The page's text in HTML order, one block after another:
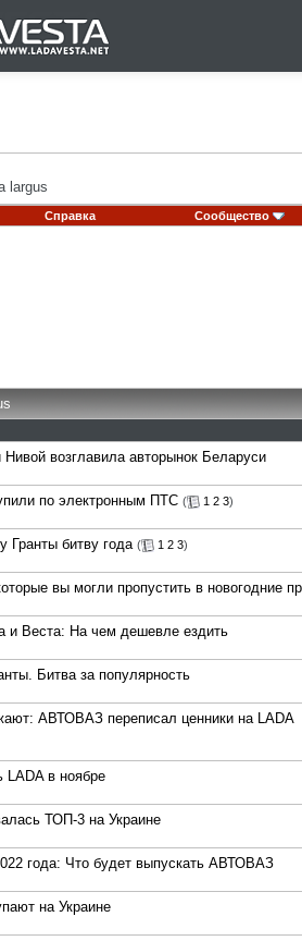
largus
Справка Сообщество
Нивой возглавила авторынок Беларуси
по электронным ПТС ( 1 2 3)
Гранты битву года ( 1 2 3)
вы могли пропустить в новогодние
и Веста: На чем дешевле ездить
Битва за популярность
АВТОВАЗ переписал ценники на LADA
LADA в ноябре
ТОП-3 на Украине
года: Что будет выпускать АВТОВАЗ
на Украине